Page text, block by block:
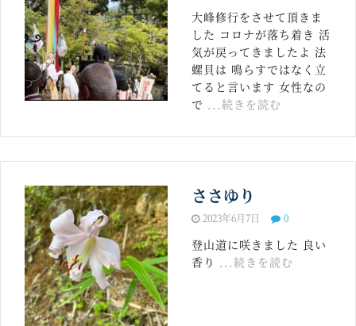
大峰修行をさせて頂きま
した コロナが落ち着き 活
気が戻ってきましたよ 法
螺貝は 鳴らすではなく立
てると言います 女性なの
で ...続きを読む
ささゆり
2023年6月7日 0
登山道に咲きました 良い
香り ...続きを読む